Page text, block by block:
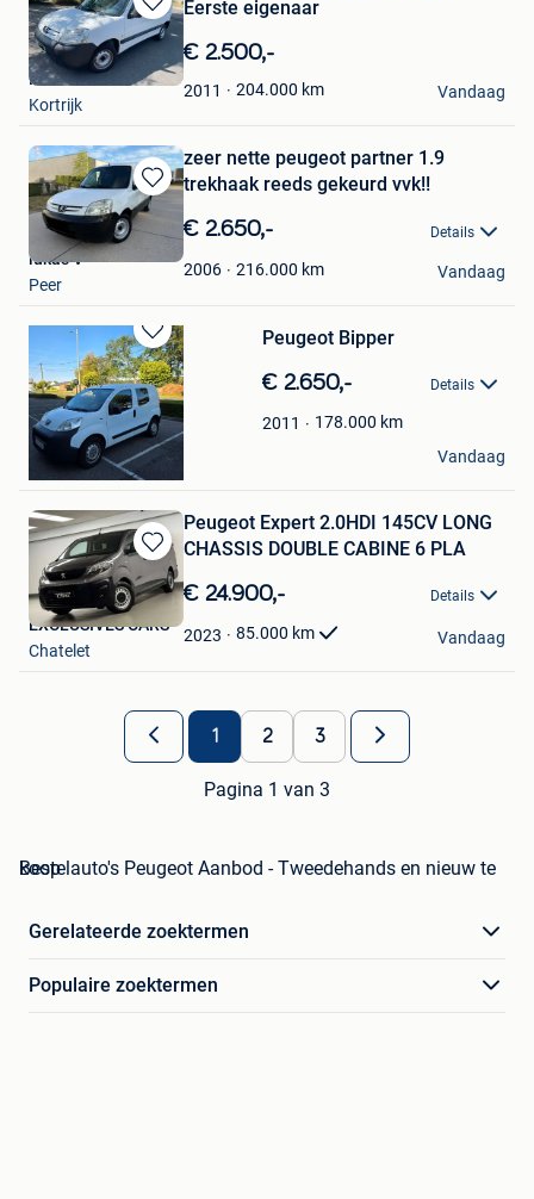
Bewaren
in
Mijn
Favorieten
Eerste eigenaar
€ 2.500,-
2011 204.000 km
I’Cars
Kortrijk
Vandaag
Bewaren
in
Mijn
Favorieten
zeer nette peugeot partner 1.9
trekhaak reeds gekeurd vvk!!
€ 2.650,- Details
2006 216.000 km
lukas V
Peer
Vandaag
Bewaren
in
Mijn
Favorieten
Peugeot Bipper
€ 2.650,- Details
2011 178.000 km
Dirk
Dessel
Vandaag
Bewaren
in
Mijn
Favorieten
Peugeot Expert 2.0HDI 145CV LONG
CHASSIS DOUBLE CABINE 6 PLA
€ 24.900,- Details
2023 85.000 km
EXCLUSIVES CARS
Chatelet
Vandaag
1 2 3
Pagina 1 van 3
Bestelauto's Peugeot Aanbod - Tweedehands en nieuw te koop
Gerelateerde zoektermen
Populaire zoektermen